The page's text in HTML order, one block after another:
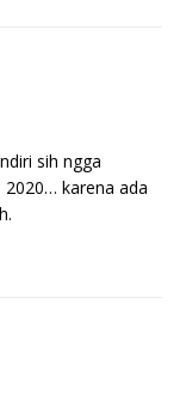
sih ngga
2020… karena ada